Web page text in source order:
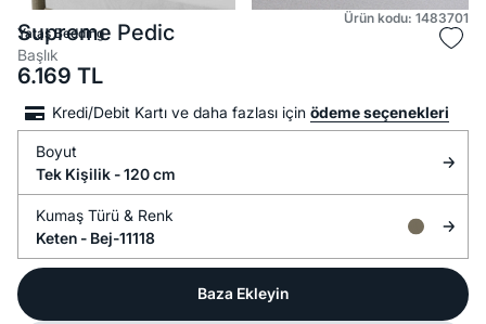
Ürün kodu: 1483701
Yataş Bedding
Supreme Pedic
Başlık
6.169 TL
Kredi/Debit Kartı ve daha fazlası için ödeme seçenekleri
Boyut
Tek Kişilik - 120 cm
Kumaş Türü & Renk
Keten - Bej-11118
Baza Ekleyin